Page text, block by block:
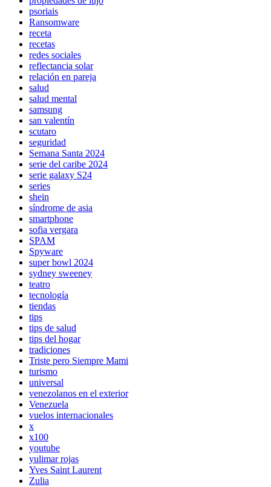
psoriais
Ransomware
receta
recetas
redes sociales
reflectancia solar
relación en pareja
salud
salud mental
samsung
san valentín
scutaro
seguridad
Semana Santa 2024
serie del caribe 2024
serie galaxy S24
series
shein
síndrome de asia
smartphone
sofia vergara
SPAM
Spyware
super bowl 2024
sydney sweeney
teatro
tecnología
tiendas
tips
tips de salud
tips del hogar
tradiciones
Triste pero Siempre Mami
turismo
universal
venezolanos en el exterior
Venezuela
vuelos internacionales
x
x100
youtube
yulimar rojas
Yves Saint Laurent
Zulia